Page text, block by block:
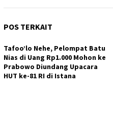
POS TERKAIT
Tafoo’lo Nehe, Pelompat Batu
Nias di Uang Rp1.000 Mohon ke
Prabowo Diundang Upacara
HUT ke-81 RI di Istana